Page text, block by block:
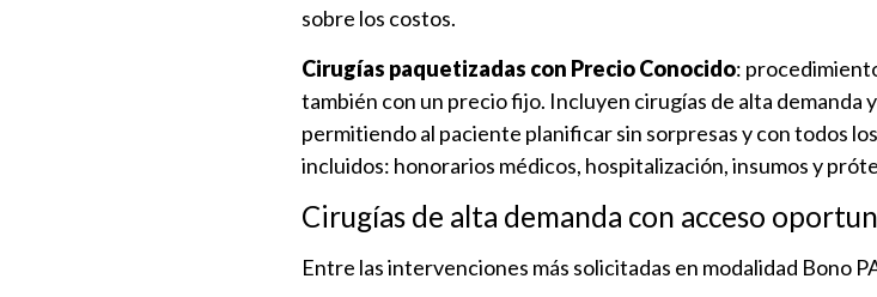
sobre los costos.
Cirugías paquetizadas con Precio Conocido:
también con un precio fijo. Incluyen cirugías de alta demanda
permitiendo al paciente planificar sin sorpresas y con todos
incluidos: honorarios médicos, hospitalización, insumos y
Cirugías de alta demanda con acceso
Entre las intervenciones más solicitadas en modalidad Bono